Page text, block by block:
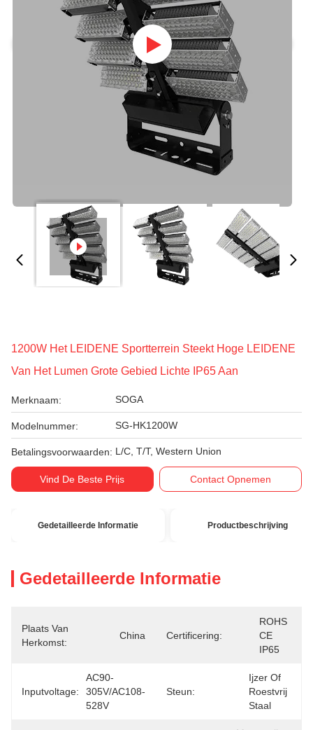
1200W Het LEIDENE Sportterrein Steekt Hoge LEIDENE
Van Het Lumen Grote Gebied Lichte IP65 Aan
Merknaam: SOGA
Modelnummer: SG-HK1200W
Betalingsvoorwaarden: L/C, T/T, Western Union
Vind De Beste Prijs Contact Opnemen
Gedetailleerde Informatie Productbeschrijving
Gedetailleerde Informatie
Plaats Van
Herkomst:
China Certificering:
ROHS
CE
IP65
Inputvoltage:
AC90-
305V/AC108-
528V
Steun:
Ijzer Of
Roestvrij
Staal